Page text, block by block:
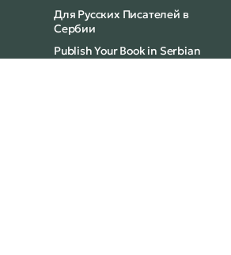
Для Русских Писателей в
Сербии
Publish Your Book in Serbian